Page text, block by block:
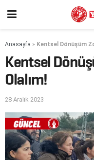
Anasayfa » Kentsel Dönüşüm
Kentsel
Olalım!
28 Aralık 2023